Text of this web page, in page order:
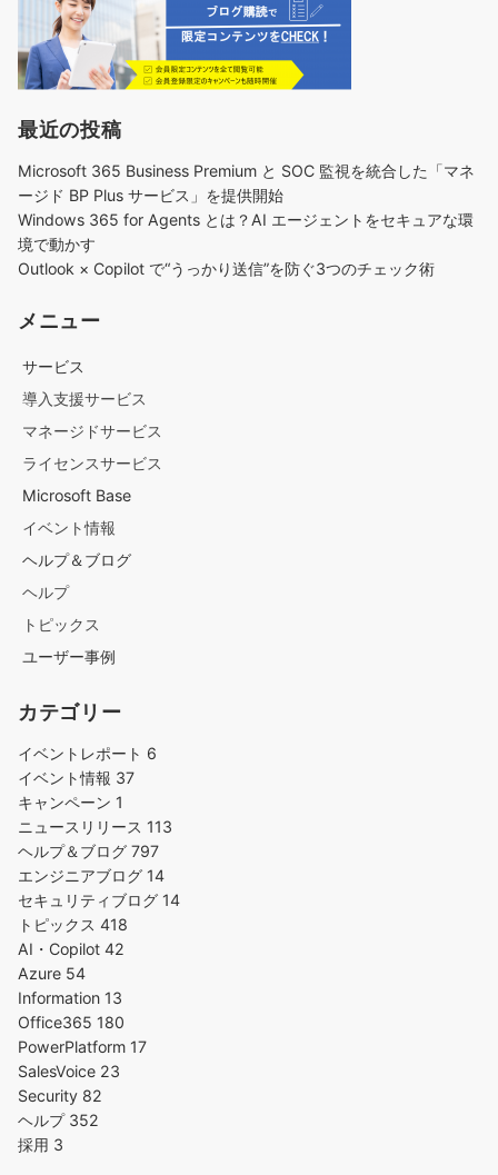
最近の投稿
Microsoft 365 Business Premium と SOC 監視を統合した「マネ
ージド BP Plus サービス」を提供開始
Windows 365 for Agents とは？AI エージェントをセキュアな環
境で動かす
Outlook × Copilot で“うっかり送信”を防ぐ3つのチェック術​
メニュー
サービス
導入支援サービス
マネージドサービス
ライセンスサービス
Microsoft Base
イベント情報
ヘルプ＆ブログ
ヘルプ
トピックス
ユーザー事例
カテゴリー
イベントレポート 6
イベント情報 37
キャンペーン 1
ニュースリリース 113
ヘルプ＆ブログ 797
エンジニアブログ 14
セキュリティブログ 14
トピックス 418
AI・Copilot 42
Azure 54
Information 13
Office365 180
PowerPlatform 17
SalesVoice 23
Security 82
ヘルプ 352
採用 3